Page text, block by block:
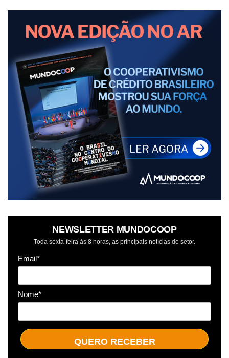
NEWSLETTER MUNDOCOOP
Toda sexta-feira às 8 horas, as principais notícias do setor.
Email*
Nome*
QUERO RECEBER